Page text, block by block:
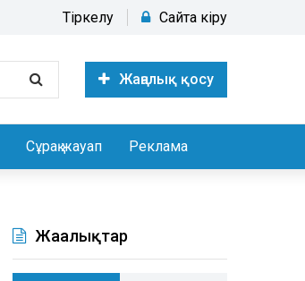
Тіркелу Сайтқа кіру
Жаңалық қосу
Сұрақ жауап Реклама
Жаңалықтар